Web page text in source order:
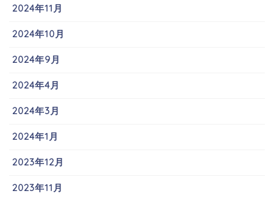
2024年11月
2024年10月
2024年9月
2024年4月
2024年3月
2024年1月
2023年12月
2023年11月